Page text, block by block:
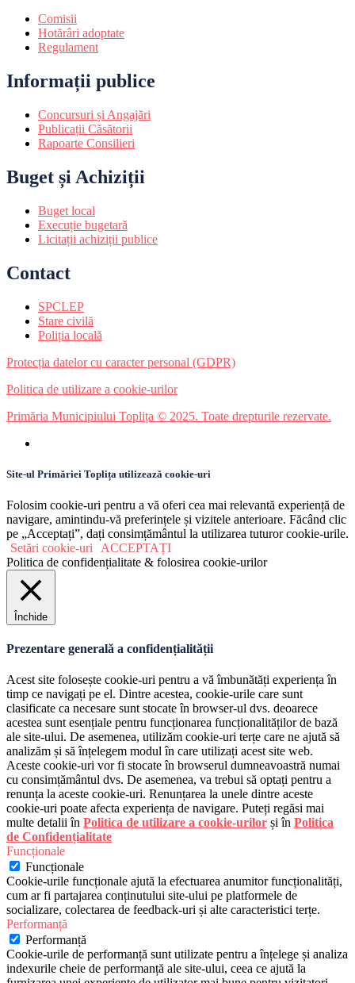
Comisii
Hotărâri adoptate
Regulament
Informații publice
Concursuri și Angajări
Publicații Căsătorii
Rapoarte Consilieri
Buget și Achiziții
Buget local
Execuție bugetară
Licitații achiziții publice
Contact
SPCLEP
Stare civilă
Poliția locală
Protecția datelor cu caracter personal (GDPR)
Politica de utilizare a cookie-urilor
Primăria Municipiului Toplița © 2025. Toate drepturile rezervate.
Site-ul Primăriei Toplița utilizează cookie-uri
Folosim cookie-uri pentru a vă oferi cea mai relevantă experiență de
navigare, amintindu-vă preferințele și vizitele anterioare. Făcând clic
pe „Acceptați”, dați consimțământul la utilizarea tuturor cookie-urile.
Setări cookie-uri
ACCEPTAȚI
Politica de confidențialitate & folosirea cookie-urilor
Închide
Prezentare generală a confidențialității
Acest site folosește cookie-uri pentru a vă îmbunătăți experiența în
timp ce navigați pe el. Dintre acestea, cookie-urile care sunt
clasificate ca necesare sunt stocate în browser-ul dvs. deoarece
acestea sunt esențiale pentru funcționarea funcționalităților de bază
ale site-ului. De asemenea, utilizăm cookie-uri terțe care ne ajută să
analizăm și să înțelegem modul în care utilizați acest site web.
Aceste cookie-uri vor fi stocate în browserul dumneavoastră numai
cu consimțământul dvs. De asemenea, va trebui să optați pentru a
renunța la aceste cookie-uri. Renunțarea la unele dintre aceste
cookie-uri poate afecta experiența de navigare. Puteți regăsi mai
multe detalii în Politica de utilizare a cookie-urilor și în Politica
de Confidențialitate
Funcționale
Funcționale
Cookie-urile funcționale ajută la efectuarea anumitor funcționalități,
cum ar fi partajarea conținutului site-ului pe platformele de
socializare, colectarea de feedback-uri și alte caracteristici terțe.
Performanță
Performanță
Cookie-urile de performanță sunt utilizate pentru a înțelege și analiza
indexurile cheie de performanță ale site-ului, ceea ce ajută la